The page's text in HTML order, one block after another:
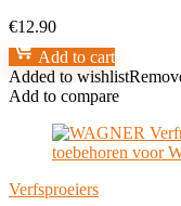
€12.90
Add to cart
Added to wishlist
Add to compare
Verfsproeiers